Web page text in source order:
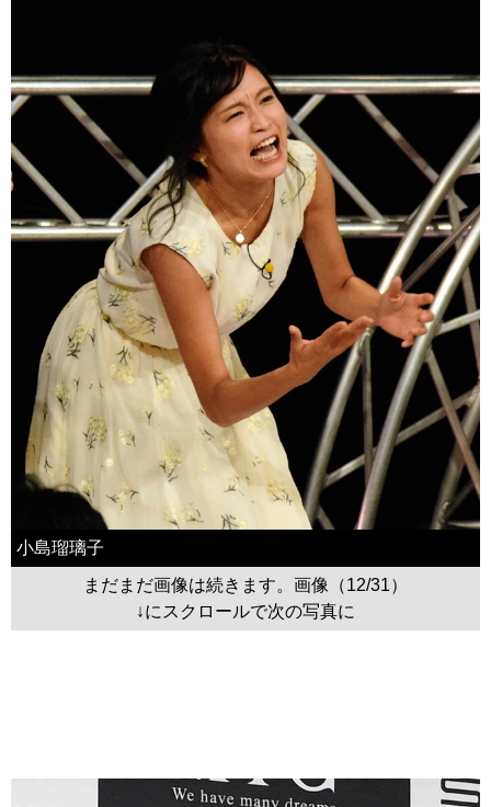
小島瑠璃子
まだまだ画像は続きます。画像（12/31）
↓にスクロールで次の写真に